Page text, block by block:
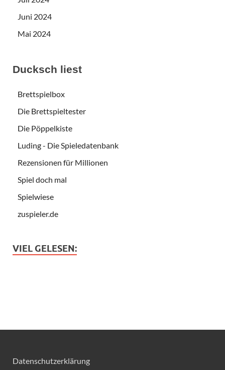
Juni 2024
Mai 2024
Ducksch liest
Brettspielbox
Die Brettspieltester
Die Pöppelkiste
Luding - Die Spieledatenbank
Rezensionen für Millionen
Spiel doch mal
Spielwiese
zuspieler.de
VIEL GELESEN:
Datenschutzerklärung